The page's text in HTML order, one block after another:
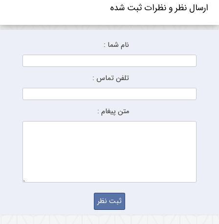
ارسال نظر و نظرات ثبت شده
نام شما :
تلفن تماس :
متن پیغام :